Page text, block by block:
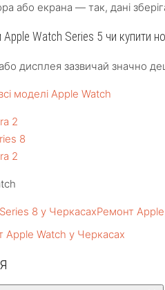
або екрана — так, дані
Apple Watch Series 5 чи купити
дисплея зазвичай значно
моделі Apple Watch
2
8
2
8 у ЧеркасахРемонт
Apple Watch у Черкасах